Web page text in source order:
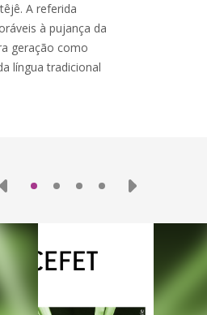
A referida
à pujança da
geração como
língua tradicional